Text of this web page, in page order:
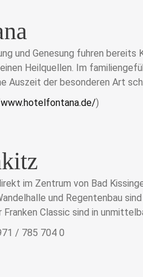
und Genesung fuhren
Heilquellen. Im
Auszeit der besonderen Art
)
im Zentrum von Bad
und Regentenbau
Classic sind in
/ 785 704 0